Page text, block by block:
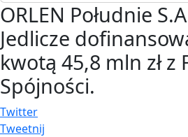
ORLEN Południe
Jedlicze
kwotą 45,8 mln zł z
Spójności.
Twitter
Tweetnij